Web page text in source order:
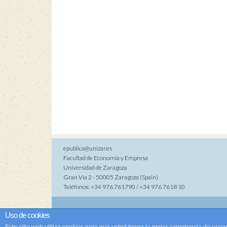
epublica@unizar.es
Facultad de Economía y Empresa
Universidad de Zaragoza
Gran Vía 2 - 50005 Zaragoza (Spain)
Teléfonos: +34 976 761790 / +34 976 7618 10
Uso de cookies